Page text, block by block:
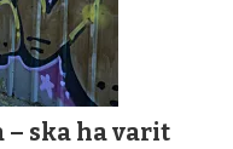
– ska ha varit